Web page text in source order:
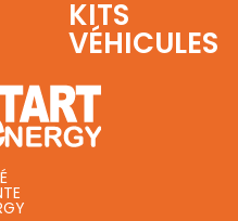
KITS
VÉHICULES